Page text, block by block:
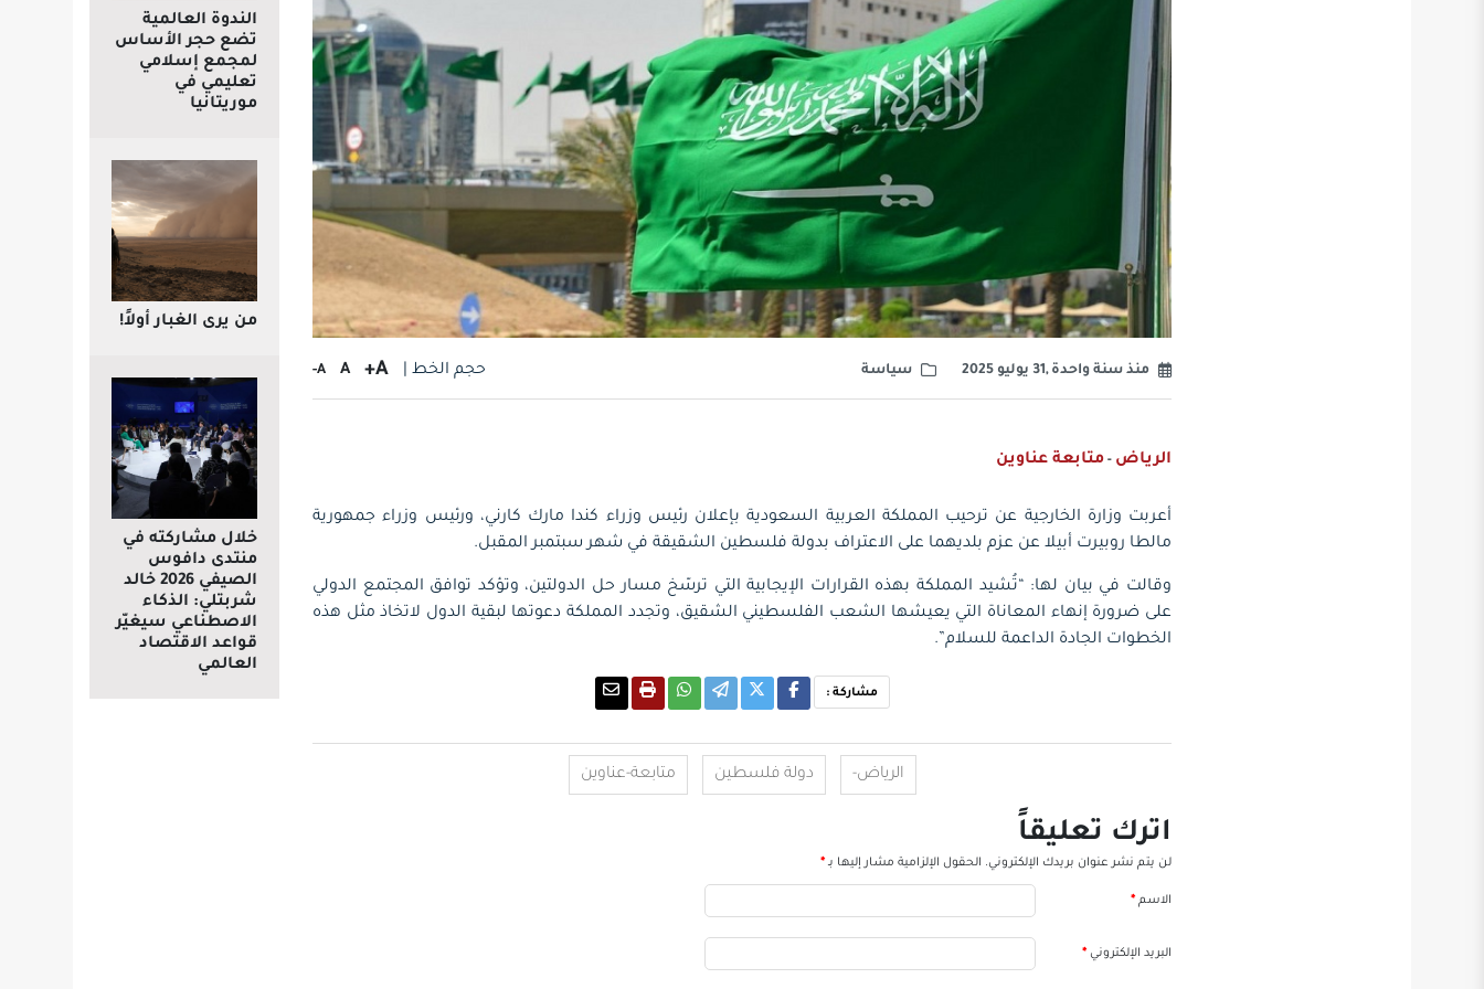
منذ سنة واحدة ,31 يوليو 2025 سياسة حجم الخط | A+
A
A-
الرياض - متابعة عناوين
أعربت وزارة الخارجية عن ترحيب المملكة العربية السعودية بإعلان رئيس وزراء كندا مارك كارني، ورئيس وزراء جمهورية
مالطا روبيرت أبيلا عن عزم بلديهما على الاعتراف بدولة فلسطين الشقيقة في شهر سبتمبر المقبل.
وقالت في بيان لها: “تُشيد المملكة بهذه القرارات الإيجابية التي ترسّخ مسار حل الدولتين، وتؤكد توافق المجتمع الدولي
على ضرورة إنهاء المعاناة التي يعيشها الشعب الفلسطيني الشقيق، وتجدد المملكة دعوتها لبقية الدول لاتخاذ مثل هذه
الخطوات الجادة الداعمة للسلام”.
مشاركة :
الرياض- دولة فلسطين متابعة-عناوين
اترك تعليقاً
لن يتم نشر عنوان بريدك الإلكتروني. الحقول الإلزامية مشار إليها بـ *
الاسم *
البريد الإلكتروني *
الندوة العالمية
تضع حجر الأساس
لمجمع إسلامي
تعليمي في
موريتانيا
من يرى الغبار أولاً!
خلال مشاركته في
منتدى دافوس
الصيفي 2026 خالد
شربتلي: الذكاء
الاصطناعي سيغيّر
قواعد الاقتصاد
العالمي